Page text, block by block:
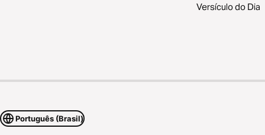
Versículo do Dia
Português (Brasil)